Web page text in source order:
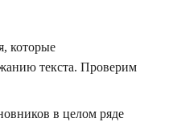
которые
текста. Проверим
в целом ряде